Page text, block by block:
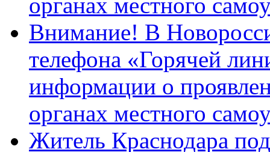
Внимание! В
телефона «Горячей
информации о
органах местного
Житель Краснодара